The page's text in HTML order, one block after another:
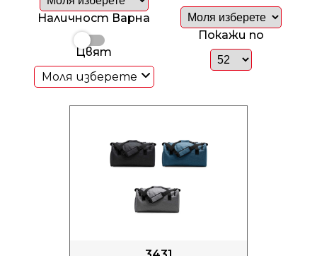
Наличност Варна
Цвят
Моля изберете
Покажи по